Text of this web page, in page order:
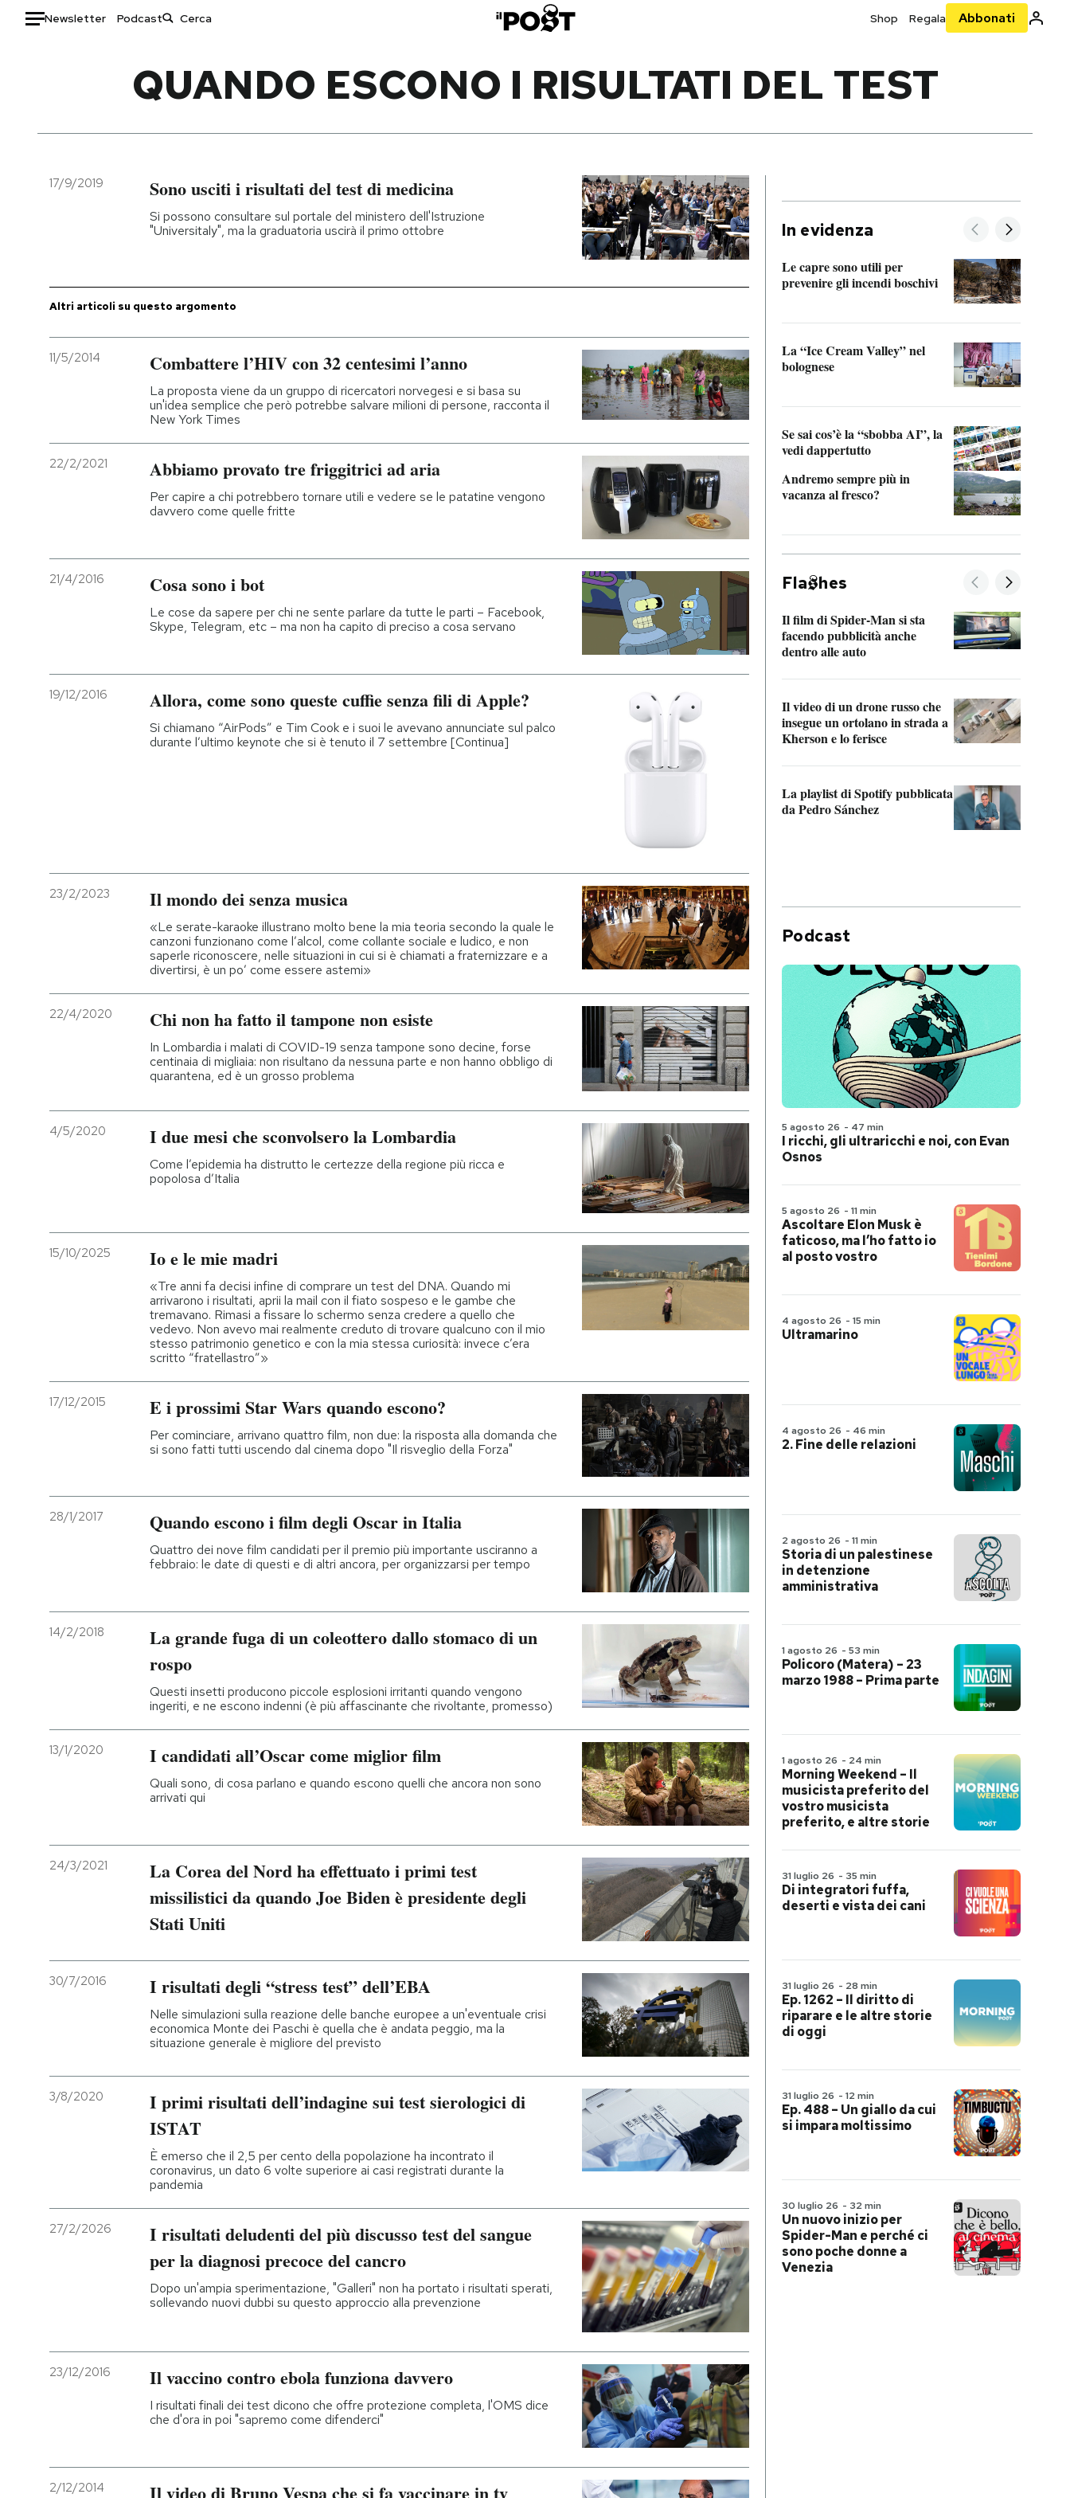
Newsletter Podcast Shop Regala Abbonati
Italia
Politica
Moda
Ok Boomer!
NEWSLETTER
QUANDO ESCONO I RISULTATI DEL TEST
17/9/2019 Sono usciti i risultati del test di medicina
Si possono consultare sul portale del ministero dell'Istruzione
"Universitaly", ma la graduatoria uscirà il primo ottobre
Altri articoli su questo argomento
11/5/2014 Combattere l’HIV con 32 centesimi l’anno
La proposta viene da un gruppo di ricercatori norvegesi e si basa su
un'idea semplice che però potrebbe salvare milioni di persone, racconta il
New York Times
22/2/2021 Abbiamo provato tre friggitrici ad aria
Per capire a chi potrebbero tornare utili e vedere se le patatine vengono
davvero come quelle fritte
21/4/2016 Cosa sono i bot
Le cose da sapere per chi ne sente parlare da tutte le parti – Facebook,
Skype, Telegram, etc – ma non ha capito di preciso a cosa servano
19/12/2016 Allora, come sono queste cuffie senza fili di Apple?
Si chiamano “AirPods” e Tim Cook e i suoi le avevano annunciate sul palco
durante l’ultimo keynote che si è tenuto il 7 settembre [Continua]
23/2/2023 Il mondo dei senza musica
«Le serate-karaoke illustrano molto bene la mia teoria secondo la quale le
canzoni funzionano come l’alcol, come collante sociale e ludico, e non
saperle riconoscere, nelle situazioni in cui si è chiamati a fraternizzare e a
divertirsi, è un po’ come essere astemi»
22/4/2020 Chi non ha fatto il tampone non esiste
In Lombardia i malati di COVID-19 senza tampone sono decine, forse
centinaia di migliaia: non risultano da nessuna parte e non hanno obbligo di
quarantena, ed è un grosso problema
4/5/2020 I due mesi che sconvolsero la Lombardia
Come l’epidemia ha distrutto le certezze della regione più ricca e
popolosa d’Italia
15/10/2025 Io e le mie madri
«Tre anni fa decisi infine di comprare un test del DNA. Quando mi
arrivarono i risultati, aprii la mail con il fiato sospeso e le gambe che
tremavano. Rimasi a fissare lo schermo senza credere a quello che
vedevo. Non avevo mai realmente creduto di trovare qualcuno con il mio
stesso patrimonio genetico e con la mia stessa curiosità: invece c’era
scritto “fratellastro”»
17/12/2015 E i prossimi Star Wars quando escono?
Per cominciare, arrivano quattro film, non due: la risposta alla domanda che
si sono fatti tutti uscendo dal cinema dopo "Il risveglio della Forza"
28/1/2017 Quando escono i film degli Oscar in Italia
Quattro dei nove film candidati per il premio più importante usciranno a
febbraio: le date di questi e di altri ancora, per organizzarsi per tempo
14/2/2018
La grande fuga di un coleottero dallo stomaco di un
rospo
Questi insetti producono piccole esplosioni irritanti quando vengono
ingeriti, e ne escono indenni (è più affascinante che rivoltante, promesso)
13/1/2020 I candidati all’Oscar come miglior film
Quali sono, di cosa parlano e quando escono quelli che ancora non sono
arrivati qui
24/3/2021
La Corea del Nord ha effettuato i primi test
missilistici da quando Joe Biden è presidente degli
Stati Uniti
30/7/2016 I risultati degli “stress test” dell’EBA
Nelle simulazioni sulla reazione delle banche europee a un'eventuale crisi
economica Monte dei Paschi è quella che è andata peggio, ma la
situazione generale è migliore del previsto
3/8/2020
I primi risultati dell’indagine sui test sierologici di
ISTAT
È emerso che il 2,5 per cento della popolazione ha incontrato il
coronavirus, un dato 6 volte superiore ai casi registrati durante la
pandemia
27/2/2026
I risultati deludenti del più discusso test del sangue
per la diagnosi precoce del cancro
Dopo un'ampia sperimentazione, "Galleri" non ha portato i risultati sperati,
sollevando nuovi dubbi su questo approccio alla prevenzione
23/12/2016 Il vaccino contro ebola funziona davvero
I risultati finali dei test dicono che offre protezione completa, l'OMS dice
che d'ora in poi "sapremo come difenderci"
2/12/2014 Il video di Bruno Vespa che si fa vaccinare in tv
In evidenza
Le capre sono utili per
prevenire gli incendi boschivi
La “Ice Cream Valley” nel
bolognese
Se sai cos’è la “sbobba AI”, la
vedi dappertutto
Andremo sempre più in
vacanza al fresco?
Fla hes
Il film di Spider-Man si sta
facendo pubblicità anche
dentro alle auto
Il video di un drone russo che
insegue un ortolano in strada a
Kherson e lo ferisce
La playlist di Spotify pubblicata
da Pedro Sánchez
Podcast
5 agosto 26 - 47 min
I ricchi, gli ultraricchi e noi, con Evan
Osnos
5 agosto 26 - 11 min
Ascoltare Elon Musk è
faticoso, ma l’ho fatto io
al posto vostro
4 agosto 26 - 15 min
Ultramarino
4 agosto 26 - 46 min
2. Fine delle relazioni
2 agosto 26 - 11 min
Storia di un palestinese
in detenzione
amministrativa
1 agosto 26 - 53 min
Policoro (Matera) – 23
marzo 1988 – Prima parte
1 agosto 26 - 24 min
Morning Weekend – Il
musicista preferito del
vostro musicista
preferito, e altre storie
31 luglio 26 - 35 min
Di integratori fuffa,
deserti e vista dei cani
31 luglio 26 - 28 min
Ep. 1262 – Il diritto di
riparare e le altre storie
di oggi
31 luglio 26 - 12 min
Ep. 488 – Un giallo da cui
si impara moltissimo
30 luglio 26 - 32 min
Un nuovo inizio per
Spider-Man e perché ci
sono poche donne a
Venezia